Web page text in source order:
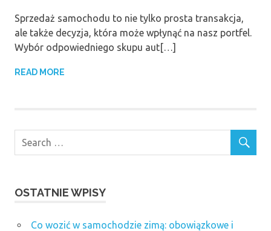
Sprzedaż samochodu to nie tylko prosta transakcja,
ale także decyzja, która może wpłynąć na nasz portfel.
Wybór odpowiedniego skupu aut[…]
READ MORE
OSTATNIE WPISY
Co wozić w samochodzie zimą: obowiązkowe i